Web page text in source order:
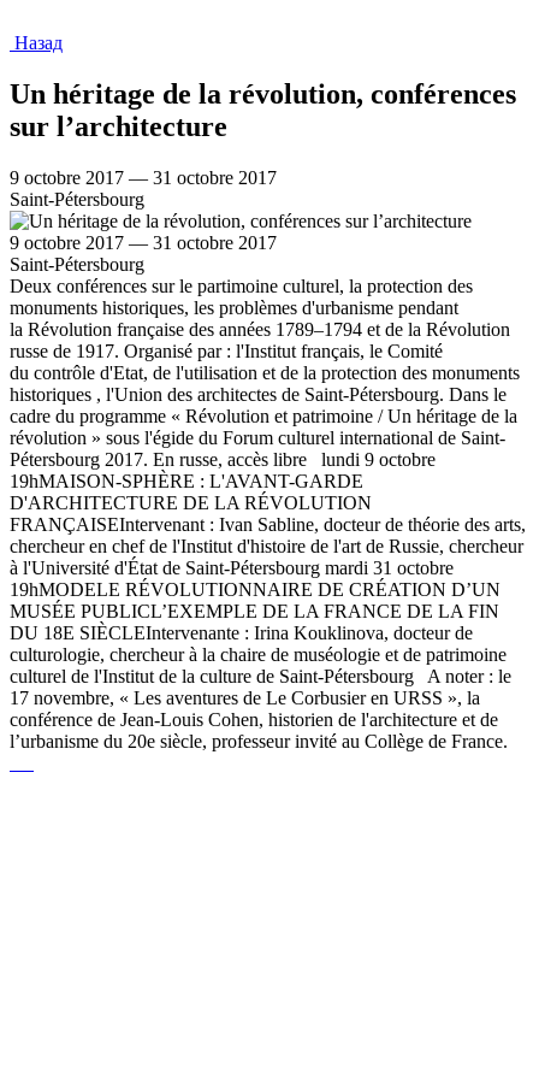
Назад
Un héritage de la révolution, conférences
sur l’architecture
9 octobre 2017 — 31 octobre 2017
Saint-Pétersbourg
9 octobre 2017 — 31 octobre 2017
Saint-Pétersbourg
Deux conférences sur le partimoine culturel, la protection des
monuments historiques, les problèmes d'urbanisme pendant
la Révolution française des années 1789–1794 et de la Révolution
russe de 1917. Organisé par : l'Institut français, le Comité
du contrôle d'Etat, de l'utilisation et de la protection des monuments
historiques , l'Union des architectes de Saint-Pétersbourg. Dans le
cadre du programme « Révolution et patrimoine / Un héritage de la
révolution » sous l'égide du Forum culturel international de Saint-
Pétersbourg 2017. En russe, accès libre lundi 9 octobre
19hMAISON-SPHÈRE : L'AVANT-GARDE
D'ARCHITECTURE DE LA RÉVOLUTION
FRANÇAISEIntervenant : Ivan Sabline, docteur de théorie des arts,
chercheur en chef de l'Institut d'histoire de l'art de Russie, chercheur
à l'Université d'État de Saint-Pétersbourg mardi 31 octobre
19hMODELE RÉVOLUTIONNAIRE DE CRÉATION D’UN
MUSÉE PUBLICL’EXEMPLE DE LA FRANCE DE LA FIN
DU 18E SIÈCLEIntervenante : Irina Kouklinova, docteur de
culturologie, chercheur à la chaire de muséologie et de patrimoine
culturel de l'Institut de la culture de Saint-Pétersbourg A noter : le
17 novembre, « Les aventures de Le Corbusier en URSS », la
conférence de Jean-Louis Cohen, historien de l'architecture et de
l’urbanisme du 20e siècle, professeur invité au Collège de France.